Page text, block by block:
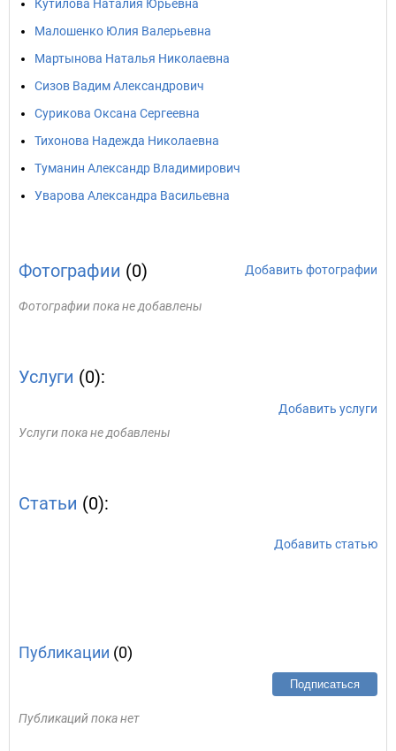
Кутилова Наталия Юрьевна
Малошенко Юлия Валерьевна
Мартынова Наталья Николаевна
Сизов Вадим Александрович
Сурикова Оксана Сергеевна
Тихонова Надежда Николаевна
Туманин Александр Владимирович
Уварова Александра Васильевна
Фотографии (0) Добавить фотографии
Фотографии пока не добавлены
Услуги (0):
Добавить услуги
Услуги пока не добавлены
Статьи (0):
Добавить статью
Публикации (0)
Подписаться
Публикаций пока нет